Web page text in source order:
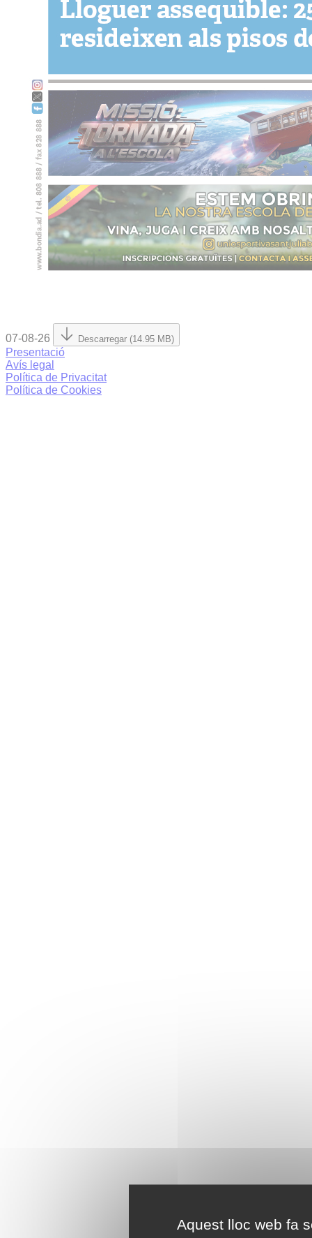
Aquest lloc web fa
07-08-26 Descarregar (14.95 MB)
Presentació
Avís legal
Política de Privacitat
Política de Cookies